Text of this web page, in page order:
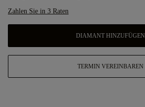
Zahlen Sie in 3 Raten
DIAMANT HINZUFÜGEN
TERMIN VEREINBAREN